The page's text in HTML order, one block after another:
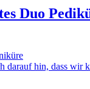
Duo
darauf hin, dass wir